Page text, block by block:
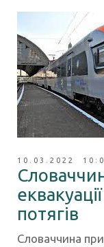
10.03.2022
потягів
Словаччина